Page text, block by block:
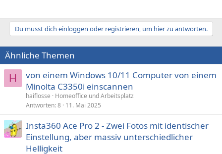
Du musst dich einloggen oder registrieren, um hier zu antworten.
Ähnliche Themen
H
von einem Windows 10/11 Computer von einem
Minolta C3350i einscannen
haiflosse
Homeoffice und Arbeitsplatz
Antworten 8 11. Mai 2025
Insta360 Ace Pro 2 - Zwei Fotos mit identischer
Einstellung, aber massiv unterschiedlicher
Helligkeit